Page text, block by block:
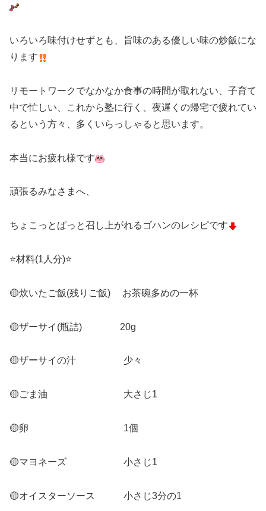
いろいろ味付けせずとも、旨味のある優しい味の炒飯にな
ります
リモートワークでなかなか食事の時間が取れない、子育て
中で忙しい、これから塾に行く、夜遅くの帰宅で疲れてい
るという方々、多くいらっしゃると思います。
本当にお疲れ様です
頑張るみなさまへ、
ちょこっとぱっと召し上がれるゴハンのレシピです
⭐️材料(1人分)⭐️
🟡炊いたご飯(残りご飯) お茶碗多めの一杯
🟡ザーサイ(瓶詰) 20g
🟡ザーサイの汁 少々
🟡ごま油 大さじ1
🟡卵 1個
🟡マヨネーズ 小さじ1
🟡オイスターソース 小さじ3分の1